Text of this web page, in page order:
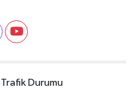
Trafik Durumu